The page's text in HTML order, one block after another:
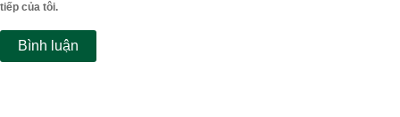
tiếp của tôi.